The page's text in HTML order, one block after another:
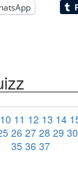
10 11 12 13 14
26 27 28 29 30
35 36 37